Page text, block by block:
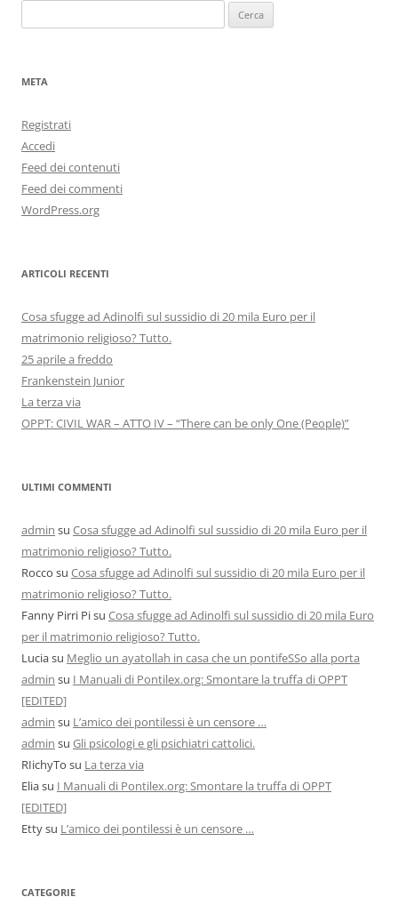
per:
META
Registrati
Accedi
Feed dei contenuti
Feed dei commenti
WordPress.org
ARTICOLI RECENTI
Cosa sfugge ad Adinolfi sul sussidio di 20 mila Euro per il
matrimonio religioso? Tutto.
25 aprile a freddo
Frankenstein Junior
La terza via
OPPT: CIVIL WAR – ATTO IV – “There can be only One (People)”
ULTIMI COMMENTI
admin su Cosa sfugge ad Adinolfi sul sussidio di 20 mila Euro per il
matrimonio religioso? Tutto.
Rocco su Cosa sfugge ad Adinolfi sul sussidio di 20 mila Euro per il
matrimonio religioso? Tutto.
Fanny Pirri Pisu Cosa sfugge ad Adinolfi sul sussidio di 20 mila Euro
per il matrimonio religioso? Tutto.
Luciasu Meglio un ayatollah in casa che un pontifeSSo alla porta
admin su I Manuali di Pontilex.org: Smontare la truffa di OPPT
[EDITED]
admin su L’amico dei pontilessi è un censore …
admin su Gli psicologi e gli psichiatri cattolici.
RIichyTo su La terza via
Eliasu I Manuali di Pontilex.org: Smontare la truffa di OPPT
[EDITED]
Ettysu L’amico dei pontilessi è un censore …
CATEGORIE